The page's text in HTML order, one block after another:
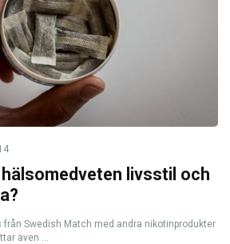
hälsomedveten livsstil och
Swedish Match med andra nikotinprodukter
även ...